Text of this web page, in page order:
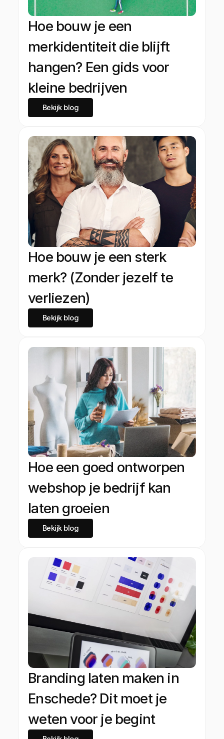
Hoe bouw je een
merkidentiteit die blijft
hangen? Een gids voor
kleine bedrijven
Bekijk blog
Hoe bouw je een sterk
merk? (Zonder jezelf te
verliezen)
Bekijk blog
Hoe een goed ontworpen
webshop je bedrijf kan
laten groeien
Bekijk blog
Branding laten maken in
Enschede? Dit moet je
weten voor je begint